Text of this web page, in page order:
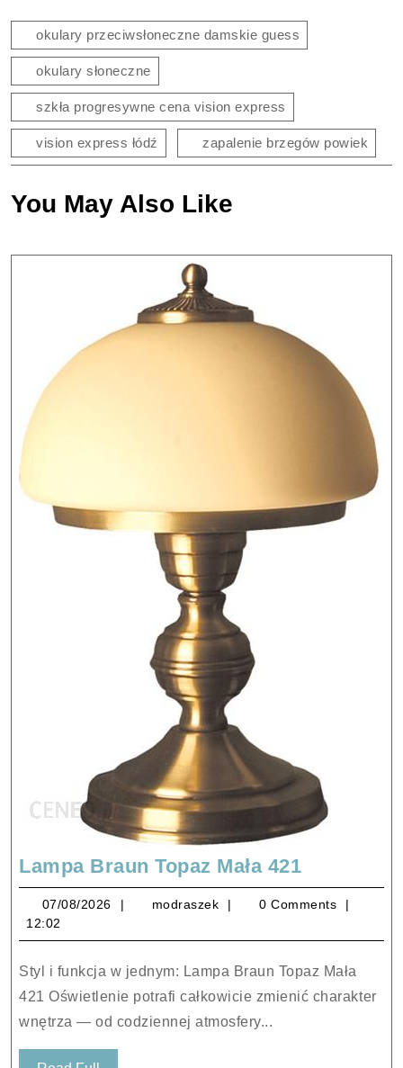
okulary przeciwsłoneczne damskie guess
okulary słoneczne
szkła progresywne cena vision express
vision express łódź zapalenie brzegów powiek
You May Also Like
Lampa Braun Topaz Mała 421Lampa
Braun
Topaz
Mała
07/08/2026 07/08/2026
modraszek modraszek
0 Comments
12:02
Styl i funkcja w jednym: Lampa Braun Topaz Mała
421 Oświetlenie potrafi całkowicie zmienić charakter
wnętrza — od codziennej atmosfery...